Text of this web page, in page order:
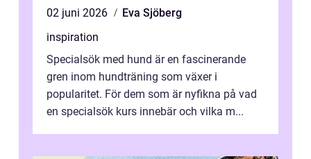
02 juni 2026
Eva Sjöberg
inspiration
Specialsök med hund är en fascinerande
gren inom hundträning som växer i
popularitet. För dem som är nyfikna på vad
en specialsök kurs innebär och vilka m...